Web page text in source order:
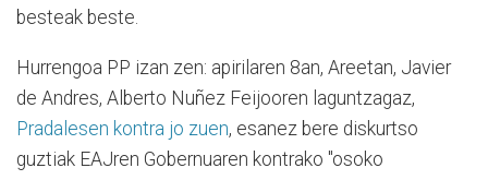
besteak beste.
Hurrengoa PP izan zen: apirilaren 8an, Areetan, Javier
de Andres, Alberto Nuñez Feijooren laguntzagaz,
Pradalesen kontra jo zuen, esanez bere diskurtso
guztiak EAJren Gobernuaren kontrako "osoko